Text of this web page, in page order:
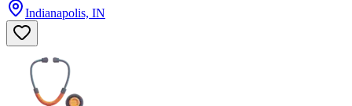
Indianapolis, IN